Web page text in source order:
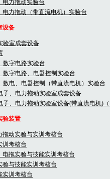
电力拖动实验台
力拖动（带直流电机）实验台
设备
验室成套设备
数字电路实验台
数字电路、电器控制实验台
数电、电器控制（带直流电机）实验台
子、电力拖动实验室成套设备
子、电力拖动实验室设备(带直流电机)
验装置
动实验与实训考核台
训考核台
拖实验与技能实训考核台
与技能实训考核台
实训考核台